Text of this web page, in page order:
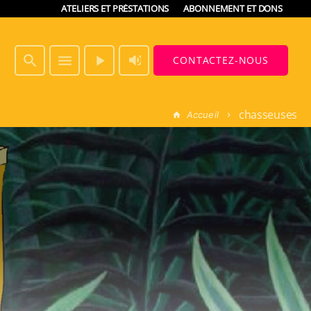
ATELIERS ET PRÉSTATIONS ABONNEMENT ET DONS
search menu play_arrow volume_up CONTACTEZ-NOUS
home Accueil keyboard_arrow_right chasseuses